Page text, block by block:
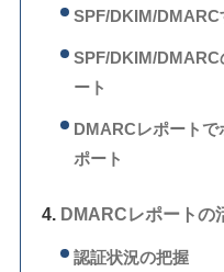
SPF/DKIM/DMARC
SPF/DKIM/
ート
DMARCレポートで
ポート
DMARCレポートの
認証状況の把握